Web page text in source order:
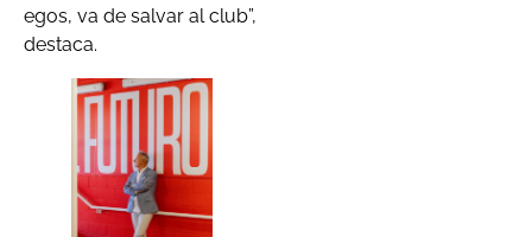
egos, va de salvar al club”,
destaca.